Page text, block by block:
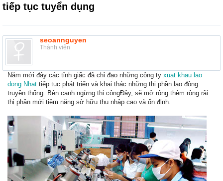
tiếp tục tuyển dụng
seoannguyen
Thành viên
Năm mới đây các tỉnh giấc đã chỉ đạo những công ty xuat khau lao
dong Nhat tiếp tục phát triển và khai thác những thị phần lao động
truyền thống. Bên cạnh ngừng thi côngĐây, sẽ mở rộng thêm rộng rãi
thị phần mới tiềm năng sở hữu thu nhập cao và ổn định.